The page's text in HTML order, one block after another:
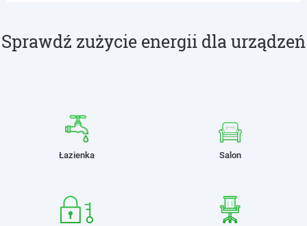
Sprawdź zużycie energii dla urządzeń
Łazienka Salon